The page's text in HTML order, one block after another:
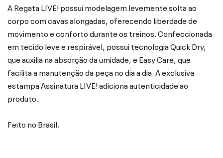
A Regata LIVE! possui modelagem levemente solta ao
corpo com cavas alongadas, oferecendo liberdade de
movimento e conforto durante os treinos. Confeccionada
em tecido leve e respirável, possui tecnologia Quick Dry,
que auxilia na absorção da umidade, e Easy Care, que
facilita a manutenção da peça no dia a dia. A exclusiva
estampa Assinatura LIVE! adiciona autenticidade ao
produto.
Feito no Brasil.